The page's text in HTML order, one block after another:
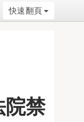
快速翻頁
禁